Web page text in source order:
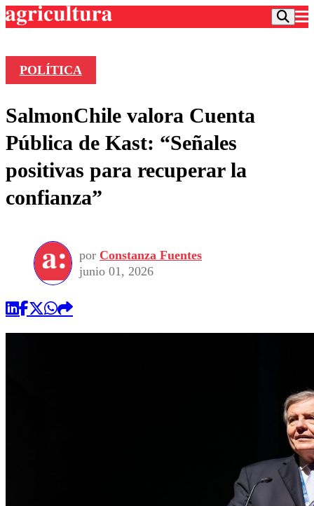
Frecuencias
Agricultura TV
Deportes
Colo Colo
Motor
Torneo Internacional
Torneo Nacional
Entretención
Noticias
Internacional
Nacional
Vida Social
Programas
Comercial
POLÍTICA
SalmonChile valora Cuenta
Pública de Kast: “Señales
positivas para recuperar la
confianza”
por Constanza Fuentes
junio 01, 2026